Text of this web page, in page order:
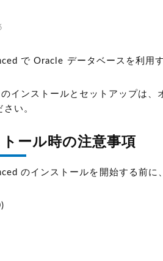
で Oracle データベースを利用
インストールとセットアップは
い。
ール時の注意事項
のインストールを開始する前に